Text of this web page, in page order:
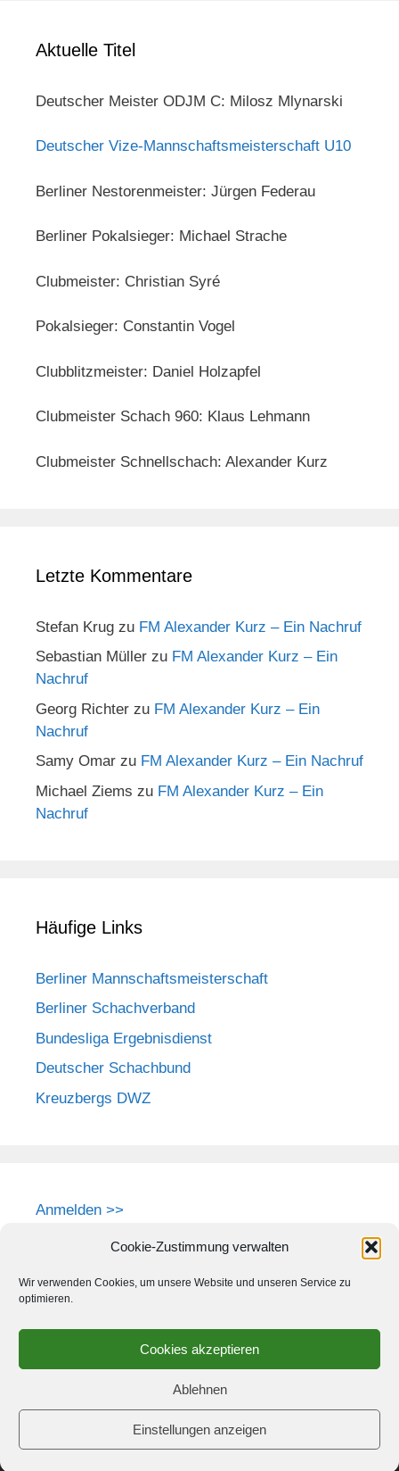
Cookie-Zustimmung verwalten
Wir verwenden Cookies, um unsere Website und unseren Service zu
optimieren.
Cookies akzeptieren
Ablehnen
Einstellungen anzeigen
Aktuelle Titel
Deutscher Meister ODJM C: Milosz Mlynarski
Deutscher Vize-Mannschaftsmeisterschaft U10
Berliner Nestorenmeister: Jürgen Federau
Berliner Pokalsieger: Michael Strache
Clubmeister: Christian Syré
Pokalsieger: Constantin Vogel
Clubblitzmeister: Daniel Holzapfel
Clubmeister Schach 960: Klaus Lehmann
Clubmeister Schnellschach: Alexander Kurz
Letzte Kommentare
Stefan Krug zu FM Alexander Kurz – Ein Nachruf
Sebastian Müller zu FM Alexander Kurz – Ein
Nachruf
Georg Richter zu FM Alexander Kurz – Ein
Nachruf
Samy Omar zu FM Alexander Kurz – Ein Nachruf
Michael Ziems zu FM Alexander Kurz – Ein
Nachruf
Häufige Links
Berliner Mannschaftsmeisterschaft
Berliner Schachverband
Bundesliga Ergebnisdienst
Deutscher Schachbund
Kreuzbergs DWZ
Anmelden >>
© 2026 Schach-Club Kreuzberg e.V. GeneratePress